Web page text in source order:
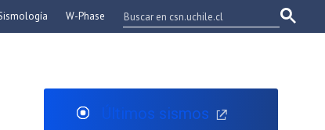
W-Phase
Últimos sismos